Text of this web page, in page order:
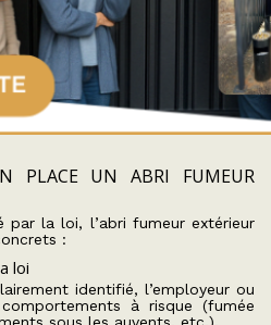
PLACE UN ABRI FUMEUR
par la loi, l’abri fumeur extérieur
:
loi
identifié, l’employeur ou
à risque (fumée